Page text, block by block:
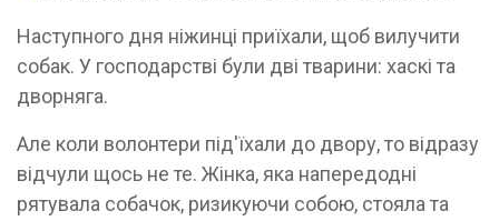
Наступного дня ніжинці приїхали, щоб вилучити
собак. У господарстві були дві тварини: хаскі та
дворняга.
Але коли волонтери під'їхали до двору, то відразу
відчули щось не те. Жінка, яка напередодні
рятувала собачок, ризикуючи собою, стояла та